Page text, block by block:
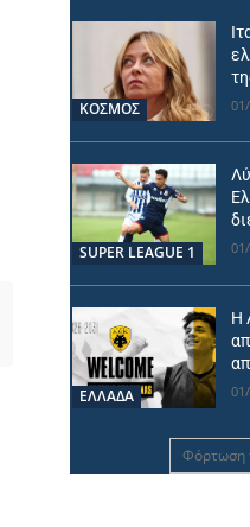
ΚΟΣΜΟΣ
SUPER LEAGUE 1
ΕΛΛΑΔΑ
Η
Φόρτωση